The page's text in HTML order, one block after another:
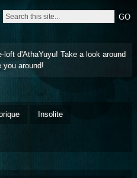
loft d'AthaYuyu! Take a look around
you around!
Insolite